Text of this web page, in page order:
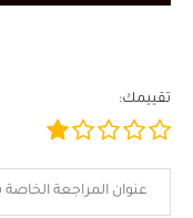
تقييمك: